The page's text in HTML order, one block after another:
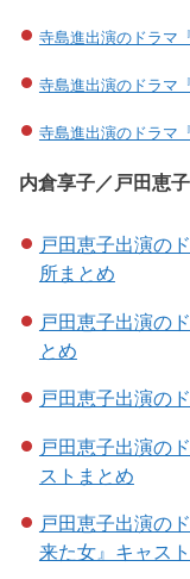
寺島進出演のドラマ
寺島進出演のドラマ
寺島進出演のドラマ
内倉享子／戸田恵子
戸田恵子出演の
所まとめ
戸田恵子出演の
とめ
戸田恵子出演の
戸田恵子出演の
ストまとめ
戸田恵子出演の
来た女』キャス